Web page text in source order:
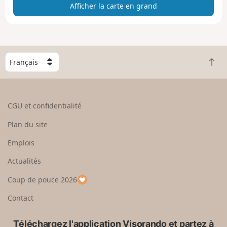
t
e
g
n
Afficher la carte en grand
C
h
o
e
u
p
a
R
e
CGU et confidentialité
Plan du site
Emplois
Actualités
Coup de pouce 2026
Contact
Téléchargez l'application Visorando et partez à